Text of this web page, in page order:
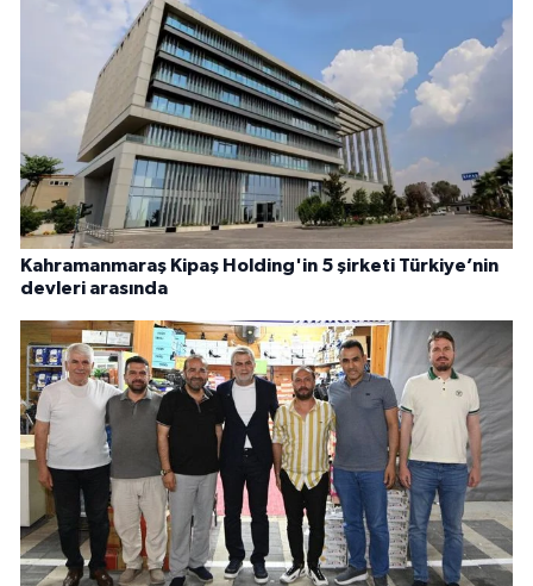
Kahramanmaraş Kipaş Holding'in 5 şirketi Türkiye’nin
devleri arasında